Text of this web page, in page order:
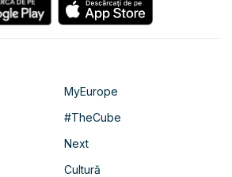
MyEurope
#TheCube
Next
Cultură